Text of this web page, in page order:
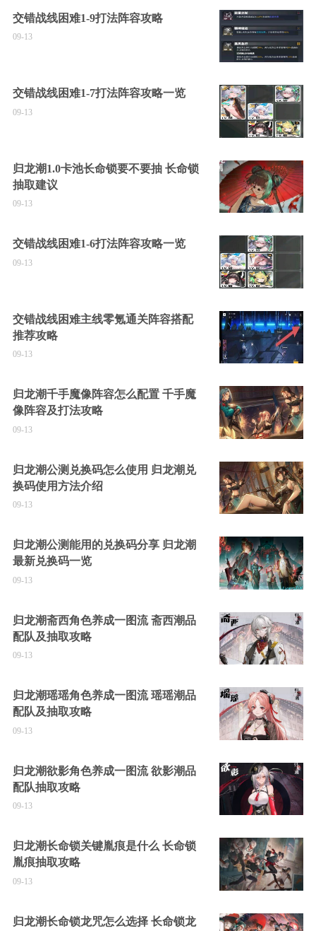
交错战线困难1-9打法阵容攻略
09-13
交错战线困难1-7打法阵容攻略一览
09-13
归龙潮1.0卡池长命锁要不要抽 长命锁
抽取建议
09-13
交错战线困难1-6打法阵容攻略一览
09-13
交错战线困难主线零氪通关阵容搭配
推荐攻略
09-13
归龙潮千手魔像阵容怎么配置 千手魔
像阵容及打法攻略
09-13
归龙潮公测兑换码怎么使用 归龙潮兑
换码使用方法介绍
09-13
归龙潮公测能用的兑换码分享 归龙潮
最新兑换码一览
09-13
归龙潮斋西角色养成一图流 斋西潮品
配队及抽取攻略
09-13
归龙潮瑶瑶角色养成一图流 瑶瑶潮品
配队及抽取攻略
09-13
归龙潮欲影角色养成一图流 欲影潮品
配队抽取攻略
09-13
归龙潮长命锁关键胤痕是什么 长命锁
胤痕抽取攻略
09-13
归龙潮长命锁龙咒怎么选择 长命锁龙